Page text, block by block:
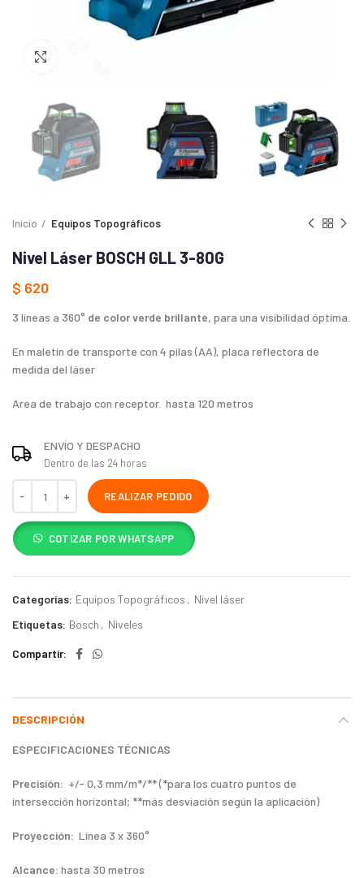
Inicio Equipos Topográficos
Nivel Láser BOSCH GLL 3-80G
$ 620
3 líneas a 360° de color verde brillante, para una visibilidad óptima.
En maletín de transporte con 4 pilas (AA), placa reflectora de
medida del láser
Area de trabajo con receptor. hasta 120 metros
ENVÍO Y DESPACHO
Dentro de las 24 horas
REALIZAR PEDIDO
COTIZAR POR WHATSAPP
Categorías: Equipos Topográficos , Nivel láser
Etiquetas: Bosch , Niveles
Compartir
DESCRIPCIÓN
ESPECIFICACIONES TÉCNICAS
Precisión: +/- 0,3 mm/m*/** (*para los cuatro puntos de
intersección horizontal; **más desviación según la aplicación)
Proyección: Línea 3 x 360°
Alcance: hasta 30 metros